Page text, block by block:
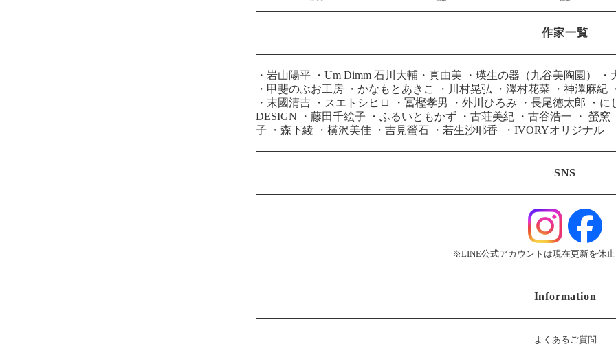
作家一覧
・ 岩山陽平 ・ Um Dimm 石川大輔・真由美 ・ 瑛生の器（九谷美陶園） ・
・ 甲斐のぶお工房 ・ かなもとあきこ ・ 川村晃弘 ・ 澤村花菜 ・ 神澤麻紀
・ 末國清吉 ・ スエトシヒロ ・ 冨樫孝男 ・ 外川ひろみ ・ 長尾徳太郎 ・ に
DESIGN
・ 藤田千絵子 ・ ふるいともかず ・ 古荘美紀 ・ 古谷浩一 ・ 螢窯
子
・ 森下綾 ・ 横沢美佳 ・ 吉見螢石 ・ 若生沙耶香 ・ IVORYオリジナル
SNS
※LINE公式アカウントは現在更新を休
Information
よくあるご質問